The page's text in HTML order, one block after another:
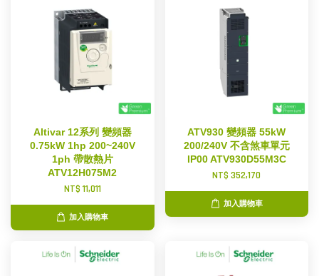
Altivar 12系列 變頻器
0.75kW 1hp 200~240V
1ph 帶散熱片
ATV12H075M2
NT$ 11,011
加入購物車
ATV930 變頻器 55kW
200/240V 不含煞車單元
IP00 ATV930D55M3C
NT$ 352,170
加入購物車